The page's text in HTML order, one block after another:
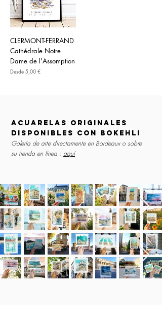
CLERMONT-FERRAND
Cathédrale Notre
Dame de l'Assomption
Desde 5,00 €
Precio de oferta
acuarelas originales
disponibles con Bokehli
Galería de arte directamente en Bordeaux o sobre
su tienda en línea : aquí